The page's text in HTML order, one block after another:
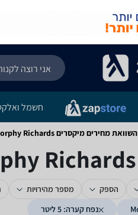
חשמל
השוואת מחירים מיקסרים ‏Morphy Richards ‏5 ‏ליטר
הספק מספר מהירויות
נפח קערה: 5 ליטר